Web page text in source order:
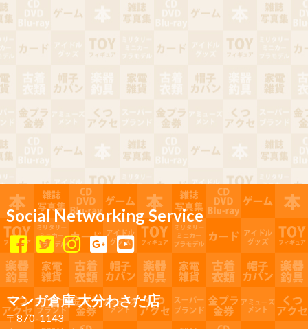
Social Networking Service
マンガ倉庫 大分わさだ店
〒870-1143